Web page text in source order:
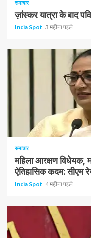
समाचार
ज़ांस्कर यात्रा के बाद
India Spot 3 महीना पहले
1 न्यूनतम पढ़ा
समाचार
महिला आरक्षण विधेयक,
ऐतिहासिक कदम: सीएम
India Spot 4 महीना पहले